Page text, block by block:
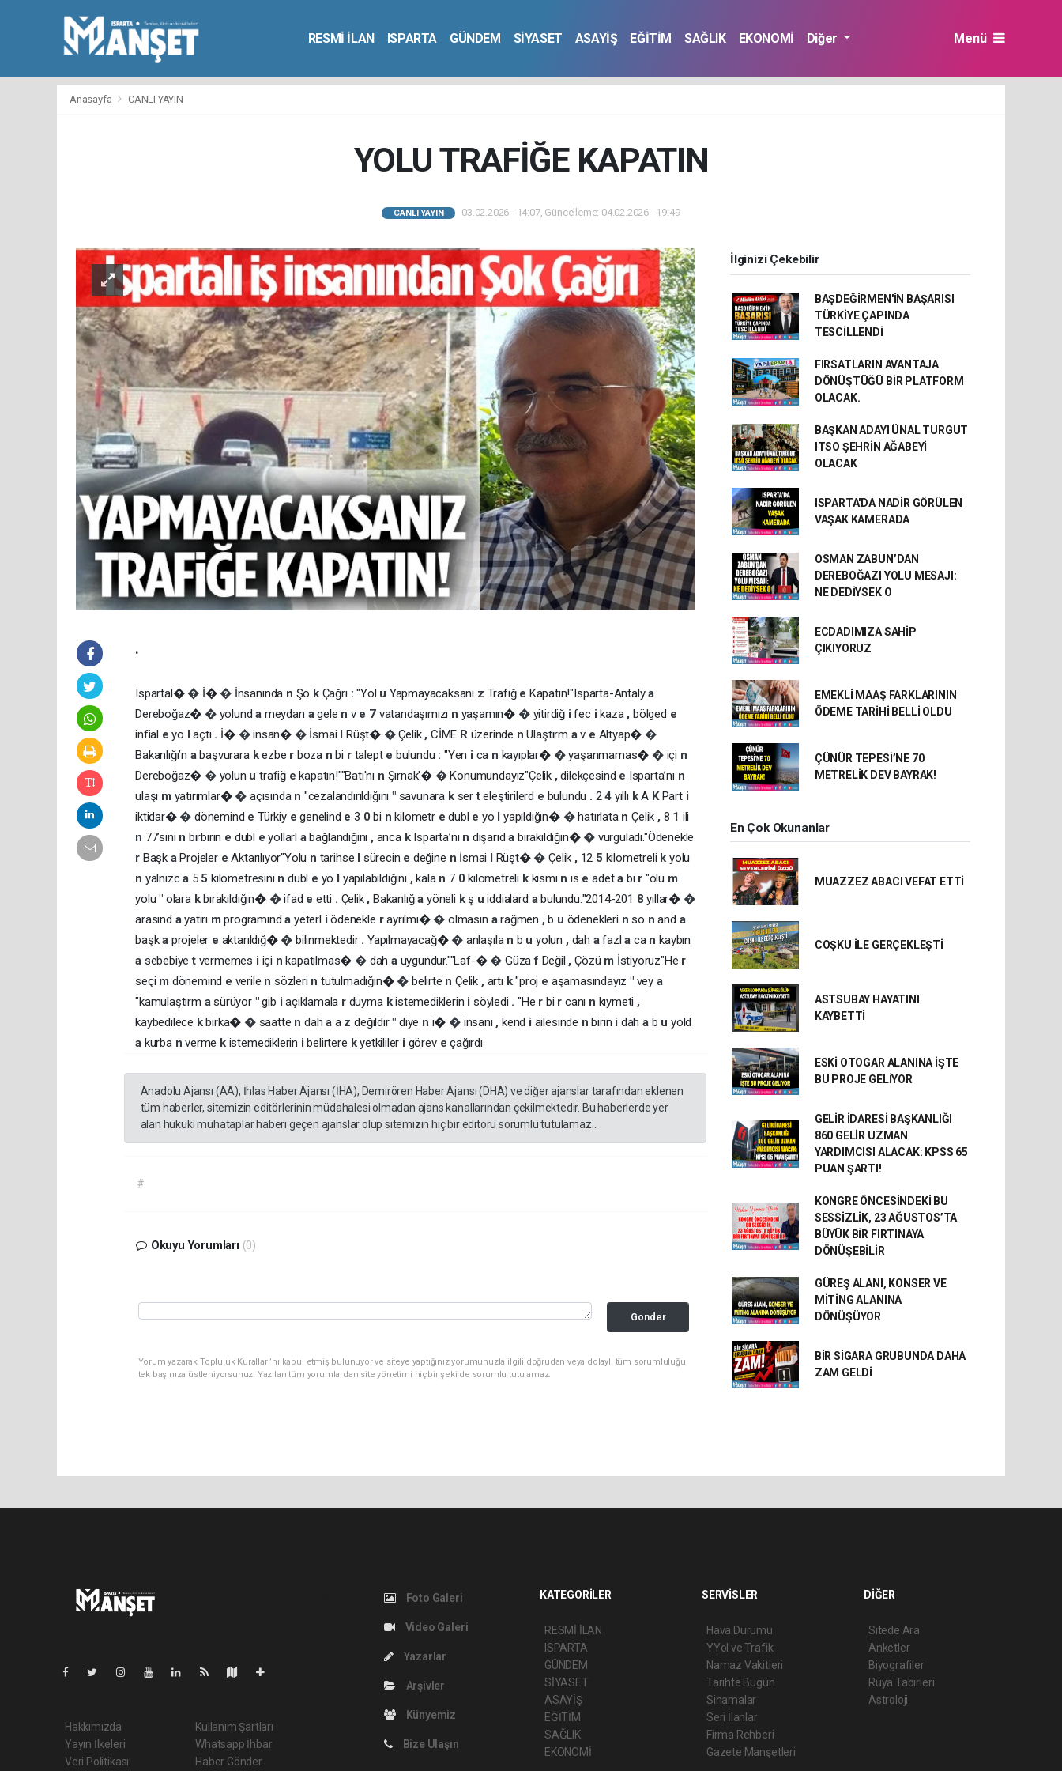
RESMİ İLAN ISPARTA GÜNDEM SİYASET ASAYİŞ EĞİTİM SAĞLIK EKONOMİ Diğer Menü
Anasayfa CANLI YAYIN
YOLU TRAFİĞE KAPATIN
CANLI YAYIN 03.02.2026 - 14:07, Güncelleme: 04.02.2026 - 19:49
.
Ispartal� � İ� � İnsanında n Şo k Çağrı :"Yol u Yapmayacaksanı z Trafiğ e Kapatın!" ​Isparta-Antalya
Dereboğaz� � yolunda meydan agele n v e 7 vatandaşımızı n yaşamın� � yitirdiğ ifec ikaza , bölged e
infial eyo laçtı . İ� �insan� � İsmai l Rüşt� �Çelik , CİME R üzerinde nUlaştırm av e Altyap� �
Bakanlığı’n abaşvurara kezbe r boza nbi r talept e bulundu : "Yen i ca n kayıplar� �yaşanmamas� � içi n
Dereboğaz� � yolun utrafiğ ekapatın!" ​"Batı'nı n Şırnak'� �Konumundayız" ​Çelik ,dilekçesind e Isparta’nı n
ulaşı m yatırımlar� � açısında n "cezalandırıldığını " savunara k serteleştirilerd e bulundu . 24 yıllı kA KPart i
iktidar� � dönemind e Türkiy egenelind e3 0bi nkilometr edubl e yo lyapıldığın� �hatırlata nÇelik , 8 1 ili
n 77’sini n birbirin e dubl eyollarl abağlandığını , anca k Isparta’nı n dışarıda bırakıldığın� � vurguladı. ​"Ödenekle
r Başk aProjeler eAktarılıyor" ​Yolu n tarihse l sürecin e değine n İsmai l Rüşt� �Çelik , 12 5 kilometreli k yolu
n yalnızca 5 5kilometresini n dubl e yo l yapılabildiğini ,kala n 7 0kilometreli k kısmı nis eadeta bi r "ölü m
yolu" olara kbırakıldığın� �ifad e etti . Çelik , Bakanlığa yöneli kş uiddialard abulundu: ​"2014-201 8yıllar� �
arasınd ayatırı mprogramında yeterl iödenekle rayrılmı� �olmasın arağmen ,b u ödenekleri nso nand a
başka projeler e aktarıldığ� � bilinmektedir . Yapılmayacağ� � anlaşıla n b uyolun , dah afazlaca nkaybın
a sebebiyet vermemes i içi nkapatılmas� � dah a uygundur." ​"Laf-� � Güzaf Değil ,Çözü m İstiyoruz" ​He r
seçi m dönemind e verile n sözleri ntutulmadığın� � belirte nÇelik , artı k"proj e aşamasındayız" vey a
"kamulaştırm asürüyor "gib iaçıklamala r duyma kistemediklerin i söyledi ."He r bi r canı n kıymeti ,
kaybedilece kbirka� � saatte n daha a zdeğildir" diye n i� � insanı , kend i ailesinde nbirin i daha b u yold
a kurba nverme k istemediklerin ibelirtere kyetkililer i görev eçağırdı
Anadolu Ajansı (AA), İhlas Haber Ajansı (İHA), Demirören Haber Ajansı (DHA) ve diğer ajanslar tarafından eklenen
tüm haberler, sitemizin editörlerinin müdahalesi olmadan ajans kanallarından çekilmektedir. Bu haberlerde yer
alan hukuki muhataplar haberi geçen ajanslar olup sitemizin hiç bir editörü sorumlu tutulamaz...
#.
Okuyu Yorumları (0)
Gonder
Yorum yazarak Topluluk Kuralları’nı kabul etmiş bulunuyor ve siteye yaptığınız yorumunuzla ilgili doğrudan veya dolaylı tüm sorumluluğu
tek başınıza üstleniyorsunuz. Yazılan tüm yorumlardan site yönetimi hiçbir şekilde sorumlu tutulamaz.
İlginizi Çekebilir
BAŞDEĞİRMEN'İN BAŞARISI
TÜRKİYE ÇAPINDA
TESCİLLENDİ
FIRSATLARIN AVANTAJA
DÖNÜŞTÜĞÜ BİR PLATFORM
OLACAK.
BAŞKAN ADAYI ÜNAL TURGUT
ITSO ŞEHRİN AĞABEYİ
OLACAK
ISPARTA'DA NADİR GÖRÜLEN
VAŞAK KAMERADA
OSMAN ZABUN’DAN
DEREBOĞAZI YOLU MESAJI:
NE DEDİYSEK O
ECDADIMIZA SAHİP
ÇIKIYORUZ
EMEKLİ MAAŞ FARKLARININ
ÖDEME TARİHİ BELLİ OLDU
ÇÜNÜR TEPESİ’NE 70
METRELİK DEV BAYRAK!
En Çok Okunanlar
MUAZZEZ ABACI VEFAT ETTİ
COŞKU İLE GERÇEKLEŞTİ
ASTSUBAY HAYATINI
KAYBETTİ
ESKİ OTOGAR ALANINA İŞTE
BU PROJE GELİYOR
GELİR İDARESİ BAŞKANLIĞI
860 GELİR UZMAN
YARDIMCISI ALACAK: KPSS 65
PUAN ŞARTI!
KONGRE ÖNCESİNDEKİ BU
SESSİZLİK, 23 AĞUSTOS’TA
BÜYÜK BİR FIRTINAYA
DÖNÜŞEBİLİR
GÜREŞ ALANI, KONSER VE
MİTİNG ALANINA
DÖNÜŞÜYOR
BİR SİGARA GRUBUNDA DAHA
ZAM GELDİ
Hakkımızda
Yayın İlkeleri
Veri Politikası
Kullanım Şartları
Whatsapp İhbar
Haber Gönder
Foto Galeri
Video Galeri
Yazarlar
Arşivler
Künyemiz
Bize Ulaşın
KATEGORİLER
RESMİ İLAN
ISPARTA
GÜNDEM
SİYASET
ASAYİŞ
EĞİTİM
SAĞLIK
EKONOMİ
SERVİSLER
Hava Durumu
YYol ve Trafik
Namaz Vakitleri
Tarihte Bugün
Sinamalar
Seri İlanlar
Firma Rehberi
Gazete Manşetleri
DİĞER
Sitede Ara
Anketler
Biyografiler
Rüya Tabirleri
Astroloji